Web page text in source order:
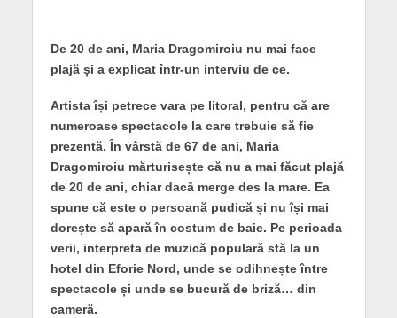
De 20 de ani, Maria Dragomiroiu nu mai face
plajă și a explicat într-un interviu de ce.
Artista își petrece vara pe litoral, pentru că are
numeroase spectacole la care trebuie să fie
prezentă. În vârstă de 67 de ani, Maria
Dragomiroiu mărturisește că nu a mai făcut plajă
de 20 de ani, chiar dacă merge des la mare. Ea
spune că este o persoană pudică și nu își mai
dorește să apară în costum de baie. Pe perioada
verii, interpreta de muzică populară stă la un
hotel din Eforie Nord, unde se odihnește între
spectacole și unde se bucură de briză… din
cameră.